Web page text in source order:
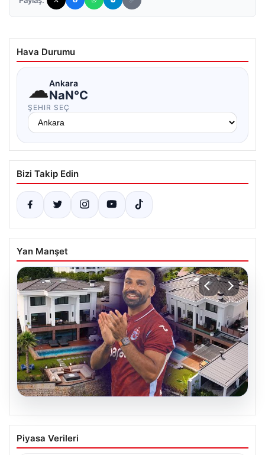
Hava Durumu
☁Ankara
NaN°C
ŞEHIR SEÇ
Bizi Takip Edin
Yan Manşet
08.08.2026
Salah’ın Trabzon’da yaşayacağı lüks
villa belli oldu! Resmen yok yok…
Piyasa Verileri